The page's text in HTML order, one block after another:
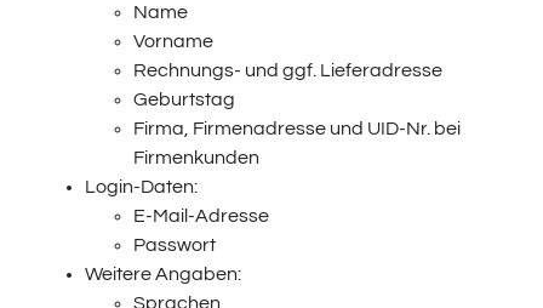
Name
Vorname
Rechnungs- und ggf. Lieferadresse
Geburtstag
Firma, Firmenadresse und UID-Nr. bei
Firmenkunden
Login-Daten:
E-Mail-Adresse
Passwort
Weitere Angaben:
Sprachen